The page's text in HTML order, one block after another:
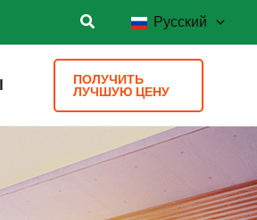
Русский
ПОЛУЧИТЬ
ЛУЧШУЮ ЦЕНУ